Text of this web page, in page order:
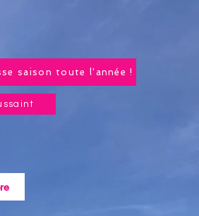
saison toute l'année !